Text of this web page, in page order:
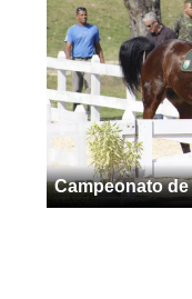
Campeonato